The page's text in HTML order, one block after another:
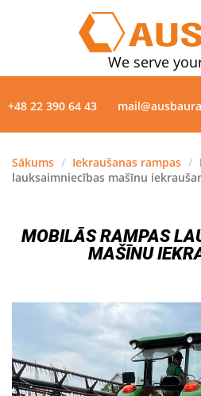
We serve
+48 22 390 64 43
PRODUKTI
PAR MUMS
GALERIJA
KONTAKTI
Sākums / Iekraušanas rampas /
lauksaimniecības mašīnu
MOBILĀS RAMPAS
MAŠĪNU